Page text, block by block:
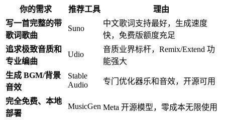
你的需求 推荐工具
理由
写一首完整的带
歌词歌曲
Suno
中文歌词支持最好，生成速度
快，免费版额度充足
追求极致音质和
专业编曲
Udio
音质业界标杆，Remix/Extend 功
能强大
生成 BGM/背景
音效
Stable
Audio
专门优化器乐和音效，开源可用
完全免费、本地
部署
MusicGen Meta 开源模型，零成本无限使用